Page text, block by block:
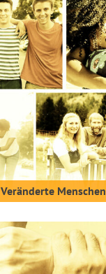
Veränderte Menschen